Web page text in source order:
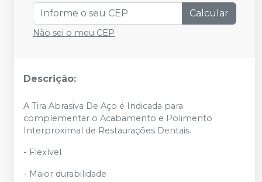
Calcular
Não sei o meu CEP
Descrição:
A Tira Abrasiva De Aço é Indicada para
complementar o Acabamento e Polimento
Interproximal de Restaurações Dentais.
- Flexível
- Maior durabilidade